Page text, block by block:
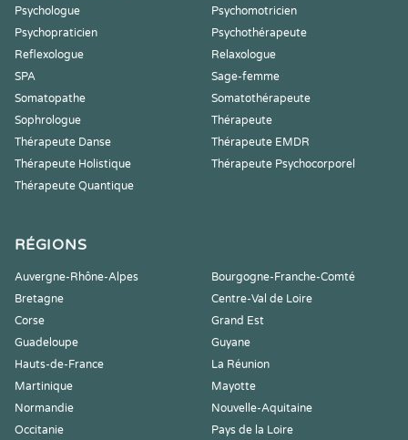
Psychologue
Psychomotricien
Psychopraticien
Psychothérapeute
Reflexologue
Relaxologue
SPA
Sage-femme
Somatopathe
Somatothérapeute
Sophrologue
Thérapeute
Thérapeute Danse
Thérapeute EMDR
Thérapeute Holistique
Thérapeute Psychocorporel
Thérapeute Quantique
RÉGIONS
Auvergne-Rhône-Alpes
Bourgogne-Franche-Comté
Bretagne
Centre-Val de Loire
Corse
Grand Est
Guadeloupe
Guyane
Hauts-de-France
La Réunion
Martinique
Mayotte
Normandie
Nouvelle-Aquitaine
Occitanie
Pays de la Loire